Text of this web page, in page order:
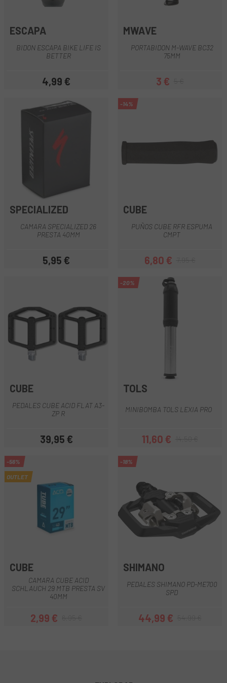
ESCAPA
BIDON ESCAPA BIKE LIFE IS
BETTER
Precio
4,99 €
MWAVE
PORTABIDON M-WAVE BC32
75MM
Precio
3 €Precio regular
SPECIALIZED
CAMARA SPECIALIZED 26
PRESTA 40MM
Precio
5,95 €
-14%
CUBE
PUÑOS CUBE RFR ESPUMA
CMPT
Precio
6,80 €Precio regular
CUBE
PEDALES CUBE ACID FLAT A3-
ZP R
Precio
39,95 €
-20%
TOLS
MINIBOMBA TOLS LEXIA PRO
Precio
11,60 €Precio regular
-56%
OUTLET
CUBE
CAMARA CUBE ACID
SCHLAUCH 29 MTB PRESTA SV
40MM
Precio
2,99 €Precio regular
-18%
SHIMANO
PEDALES SHIMANO PD-ME700
SPD
Precio
44,99 €Precio regular